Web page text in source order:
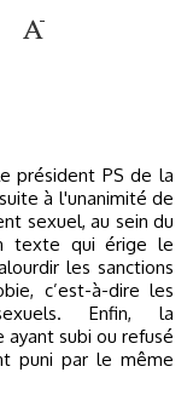
président PS de la
à l'unanimité de
sexuel, au sein du
texte qui érige le
les sanctions
c’est-à-dire les
Enfin, la
ayant subi ou refusé
puni par le même